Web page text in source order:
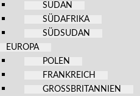
SUDAN
SÜDAFRIKA
SÜDSUDAN
EUROPA
POLEN
FRANKREICH
GROSSBRITANNIEN